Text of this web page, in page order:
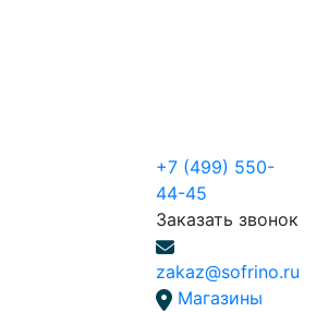
+7 (499) 550-
44-45
Заказать звонок
zakaz@sofrino.ru
Магазины